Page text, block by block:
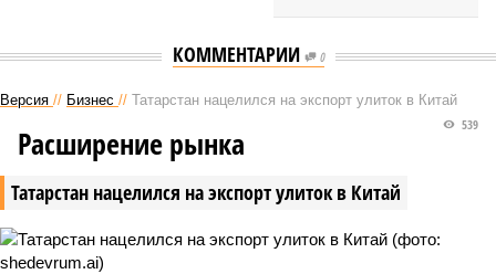
КОММЕНТАРИИ 0
Версия // Бизнес // Татарстан нацелился на экспорт улиток в Китай
Татарстан нацелился на экспорт улиток в Китай
539
Расширение рынка